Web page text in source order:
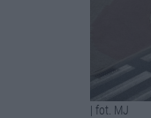
| fot. MJ